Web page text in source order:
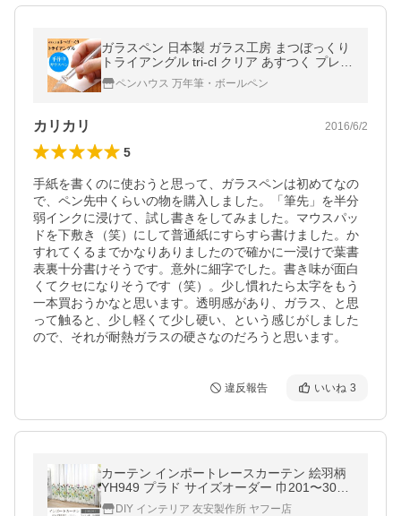
ガラスペン 日本製 ガラス工房 まつぼっくり
トライアングル tri-cl クリア あすつく プレゼ
ント ギフト 爆買
ペンハウス 万年筆・ボールペン
カリカリ 2016/6/2
5
手紙を書くのに使おうと思って、ガラスペンは初めてなの
で、ペン先中くらいの物を購入しました。「筆先」を半分
弱インクに浸けて、試し書きをしてみました。マウスパッ
ドを下敷き（笑）にして普通紙にすらすら書けました。か
すれてくるまでかなりありましたので確かに一浸けで葉書
表裏十分書けそうです。意外に細字でした。書き味が面白
くてクセになりそうです（笑）。少し慣れたら太字をもう
一本買おうかなと思います。透明感があり、ガラス、と思
って触ると、少し軽くて少し硬い、という感じがしました
ので、それが耐熱ガラスの硬さなのだろうと思います。
違反報告 いいね 3
カーテン インポートレースカーテン 絵羽柄
YH949 プラド サイズオーダー 巾201〜300c
m×丈50〜270cm OKC5
DIY インテリア 友安製作所 ヤフー店